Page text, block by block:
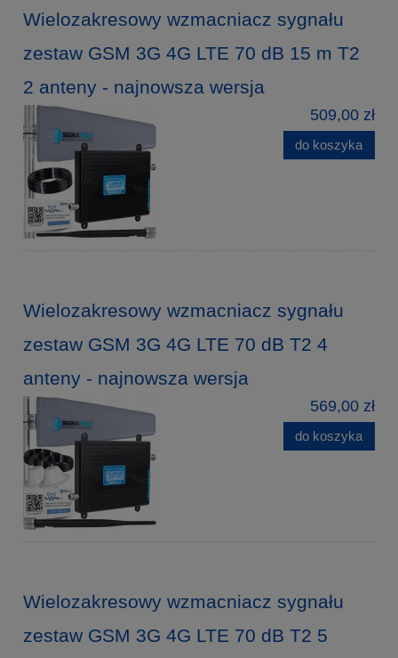
Wielozakresowy wzmacniacz sygnału
zestaw GSM 3G 4G LTE 70 dB 15 m T2
2 anteny - najnowsza wersja
509,00 zł
do koszyka
Wielozakresowy wzmacniacz sygnału
zestaw GSM 3G 4G LTE 70 dB T2 4
anteny - najnowsza wersja
569,00 zł
do koszyka
Wielozakresowy wzmacniacz sygnału
zestaw GSM 3G 4G LTE 70 dB T2 5